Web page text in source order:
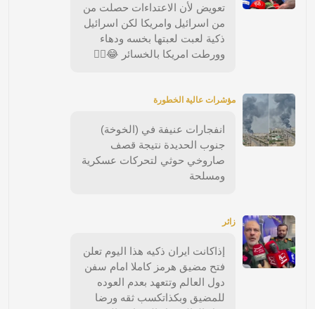
تعويض لأن الاعتداءات حصلت من
من اسرائيل وامريكا لكن اسرائيل
ذكية لعبت لعبتها بخسه ودهاء
وورطت امريكا بالخسائر 😂🤦‍♂️
مؤشرات عالية الخطورة
انفجارات عنيفة في (الخوخة)
جنوب الحديدة نتيجة قصف
صاروخي حوثي لتحركات عسكرية
ومسلحة
زائر
إذاكانت ايران ذكيه هذا اليوم تعلن
فتح مضيق هرمز كاملا امام سفن
دول العالم وتتعهد بعدم العوده
للمضيق وبكذاتكسب ثقه ورضا